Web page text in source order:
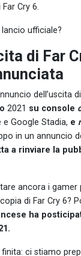
Cry 6.
ufficiale?
di Far
dell’uscita
2021 su console
e Google Stadia, e
in un annuncio
a rinviare la
ancora i gamer
di Far Cry 6?
ha
finita: ci stiamo